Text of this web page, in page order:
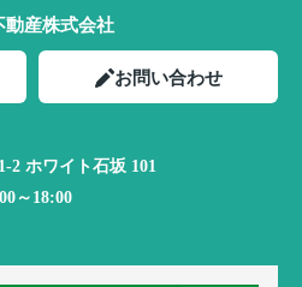
動産株式会社
お問い合わせ
2 ホワイト石坂 101
～18:00